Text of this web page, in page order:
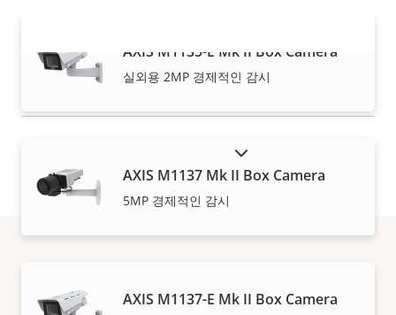
더 보기
AXIS M1135-E Mk II Box Camera
실외용 2MP 경제적인 감시
AXIS M1137 Mk II Box Camera
5MP 경제적인 감시
AXIS M1137-E Mk II Box Camera
구입 방법